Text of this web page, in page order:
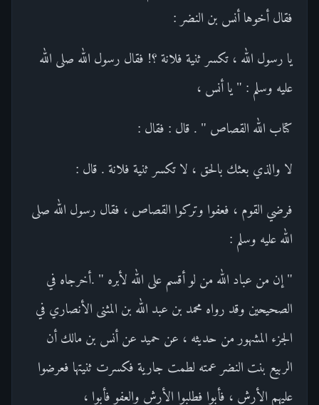
فقال أخوها أنس بن النضر :
يا رسول الله ، تكسر ثنية فلانة ؟! فقال رسول الله صلى الله
عليه وسلم : " يا أنس ،
كتاب الله القصاص " . قال : فقال :
لا والذي بعثك بالحق ، لا تكسر ثنية فلانة . قال :
فرضي القوم ، فعفوا وتركوا القصاص ، فقال رسول الله صلى
الله عليه وسلم :
" إن من عباد الله من لو أقسم على الله لأبره " .أخرجاه في
الصحيحين وقد رواه محمد بن عبد الله بن المثنى الأنصاري في
الجزء المشهور من حديثه ، عن حميد عن أنس بن مالك أن
الربيع بنت النضر عمته لطمت جارية فكسرت ثنيتها فعرضوا
عليهم الأرش ، فأبوا فطلبوا الأرش والعفو فأبوا ،